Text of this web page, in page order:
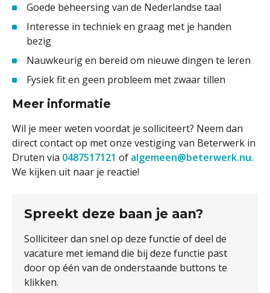
Goede beheersing van de Nederlandse taal
Interesse in techniek en graag met je handen
bezig
Nauwkeurig en bereid om nieuwe dingen te leren
Fysiek fit en geen probleem met zwaar tillen
Meer informatie
Wil je meer weten voordat je solliciteert? Neem dan
direct contact op met onze vestiging van Beterwerk in
Druten via 0487517121 of algemeen@beterwerk.nu.
We kijken uit naar je reactie!
Spreekt deze baan je aan?
Solliciteer dan snel op deze functie of deel de
vacature met iemand die bij deze functie past
door op één van de onderstaande buttons te
klikken.